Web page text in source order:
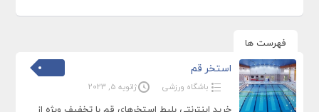
فهرست ها
استخر قم
باشگاه ورزشی ژانویه 5, 2023